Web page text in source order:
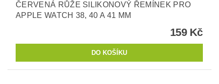
ČERVENÁ RŮŽE SILIKONOVÝ ŘEMÍNEK PRO
APPLE WATCH 38, 40 A 41 MM
159 Kč